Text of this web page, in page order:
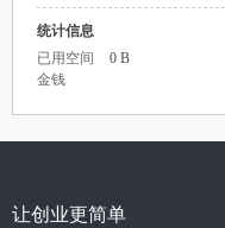
统计信息
已用空间
0 B
金钱
让创业更简单